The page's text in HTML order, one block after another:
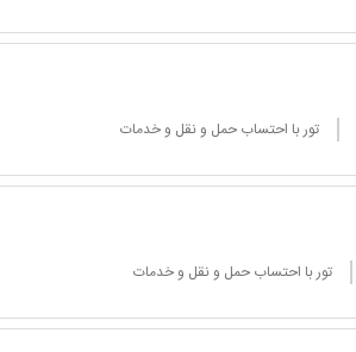
تور با احتساب حمل و نقل و خدمات
تور با احتساب حمل و نقل و خدمات